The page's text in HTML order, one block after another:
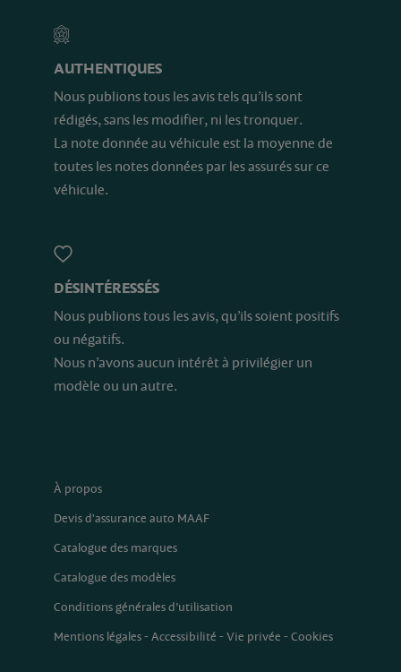
AUTHENTIQUES
Nous publions tous les avis tels qu’ils sont
rédigés, sans les modifier, ni les tronquer.
La note donnée au véhicule est la moyenne de
toutes les notes données par les assurés sur ce
véhicule.
DÉSINTÉRESSÉS
Nous publions tous les avis, qu’ils soient positifs
ou négatifs.
Nous n’avons aucun intérêt à privilégier un
modèle ou un autre.
À propos
Devis d'assurance auto MAAF
Catalogue des marques
Catalogue des modèles
Conditions générales d’utilisation
Mentions légales-Accessibilité -Vie privée -Cookies